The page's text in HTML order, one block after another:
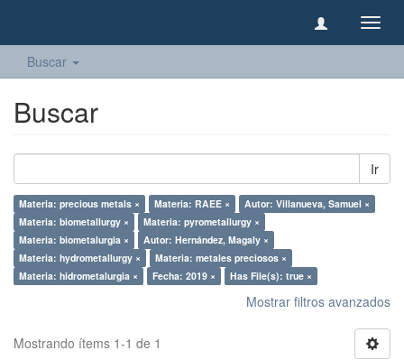
Buscar
Buscar
Ir
Materia: precious metals × Materia: RAEE ×
Autor: Villanueva, Samuel ×
Materia: biometallurgy ×
Materia: pyrometallurgy ×
Materia: biometalurgia ×
Autor: Hernández, Magaly ×
Materia: hydrometallurgy ×
Materia: metales preciosos ×
Materia: hidrometalurgia ×
Fecha: 2019 × Has File(s): true ×
Mostrar filtros avanzados
Mostrando ítems 1-1 de 1